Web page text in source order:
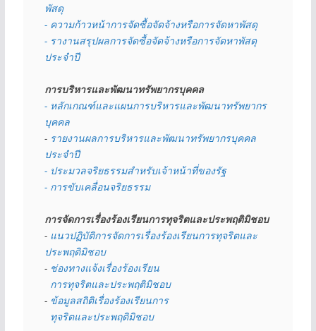
พัสดุ
- ความก้าวหน้าการจัดซื้อจัดจ้างหรือการจัดหาพัสดุ
- รางานสรุปผลการจัดซื้อจัดจ้างหรือการจัดหาพัสดุ
ประจำปี
การบริหารและพัฒนาทรัพยากรบุคคล
- หลักเกณฑ์และแผนการบริหารและพัฒนาทรัพยากร
บุคคล
- รายงานผลการบริหารและพัฒนาทรัพยากรบุคคล
ประจำปี
- ประมวลจริยธรรมสำหรับเจ้าหน้าที่ของรัฐ
- การขับเคลื่อนจริยธรรม
การจัดการเรื่องร้องเรียนการทุจริตและประพฤติมิชอบ
- แนวปฏิบัติการจัดการเรื่องร้องเรียนการทุจริตและ
ประพฤติมิชอบ
- ช่องทางแจ้งเรื่องร้องเรียน
  การทุจริตและประพฤติมิชอบ
- ข้อมูลสถิติเรื่องร้องเรียนการ
  ทุจริตและประพฤติมิชอบ